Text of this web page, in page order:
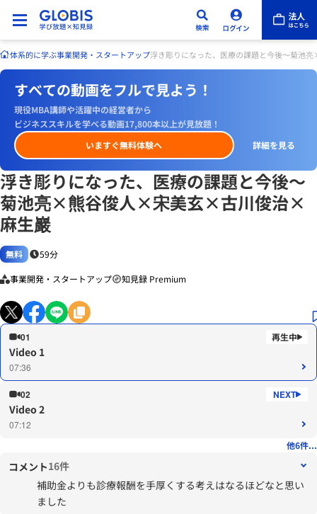
体系的に学ぶ事業開発・スタートアップ浮き彫りになった、医療の課題と今後～菊
すべての動画をフルで見よう！
現役MBA講師や活躍中の経営者から
ビジネススキルを学べる動画17,800本以上が見放題！
いますぐ無料体験へ
詳細を見る
浮き彫りになった、医療の課題と今後～
菊池亮×熊谷俊人×宋美玄×古川俊治×
麻生巖
無料 59分
事業開発・スタートアップ 知見録 Premium
01
Video 1
07:36
02
Video 2
07:12
他6件...
コメント16件
補助金よりも診療報酬を手厚くする考えはなるほどなと思い
ました